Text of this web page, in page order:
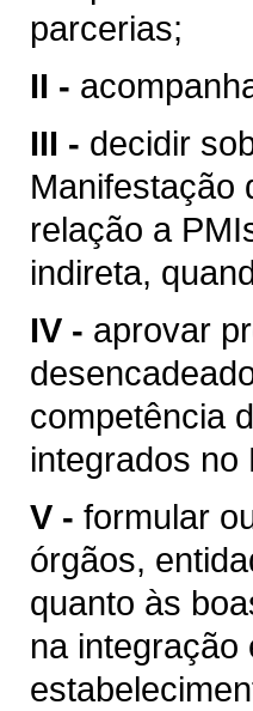
parcerias;
II -
III - decidir
Manifestação
relação a
indireta,
IV - aprovar
competência
integrados no
V - formular
órgãos,
quanto às
na integração